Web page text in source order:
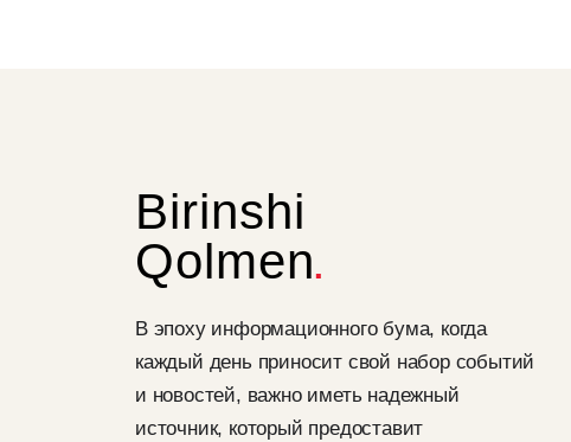
Birinshi
Qolmen
В эпоху информационного бума, когда
каждый день приносит свой набор событий
и новостей, важно иметь надежный
источник, который предоставит